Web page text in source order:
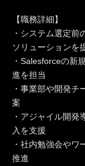
【職務詳細】
・システム選定
ソリューションを
・Salesforceの新
進を担当
・事業部や開発
案
・アジャイル開
入を支援
・社内勉強会や
推進